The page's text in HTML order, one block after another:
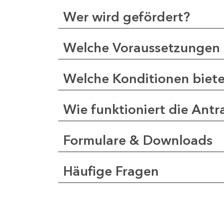
Wer wird gefördert?
Welche
Welche Konditionen
Wie funktioniert die
Formulare & Downloads
Häufige Fragen